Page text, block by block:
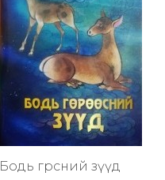
Бодь гөрөөсний зүүд